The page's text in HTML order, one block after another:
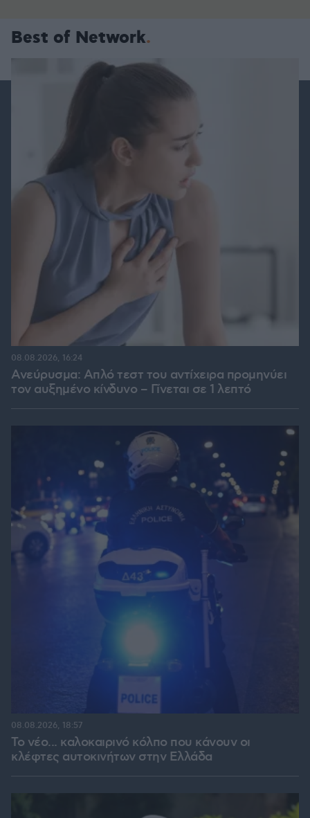
Best of Network
Ανεύρυσμα: Απλό τεστ του αντίχειρα προμηνύει
τον αυξημένο κίνδυνο – Γίνεται σε 1 λεπτό
08.08.2026, 16:24
Το νέο... καλοκαιρινό κόλπο που κάνουν οι
κλέφτες αυτοκινήτων στην Ελλάδα
08.08.2026, 18:57